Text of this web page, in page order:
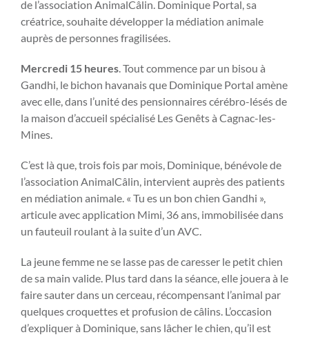
de l’association AnimalCâlin. Dominique Portal, sa
créatrice, souhaite développer la médiation animale
auprès de personnes fragilisées.
Mercredi 15 heures. Tout commence par un bisou à
Gandhi, le bichon havanais que Dominique Portal amène
avec elle, dans l’unité des pensionnaires cérébro-lésés de
la maison d’accueil spécialisé Les Genêts à Cagnac-les-
Mines.
C’est là que, trois fois par mois, Dominique, bénévole de
l’association AnimalCâlin, intervient auprès des patients
en médiation animale. « Tu es un bon chien Gandhi »,
articule avec application Mimi, 36 ans, immobilisée dans
un fauteuil roulant à la suite d’un AVC.
La jeune femme ne se lasse pas de caresser le petit chien
de sa main valide. Plus tard dans la séance, elle jouera à le
faire sauter dans un cerceau, récompensant l’animal par
quelques croquettes et profusion de câlins. L’occasion
d’expliquer à Dominique, sans lâcher le chien, qu’il est